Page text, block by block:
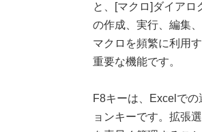
と、[マクロ]ダイアロ
の作成、実行、編集
マクロを頻繁に利用
重要な機能です。
F8キーは、Excelで
ョンキーです。拡張